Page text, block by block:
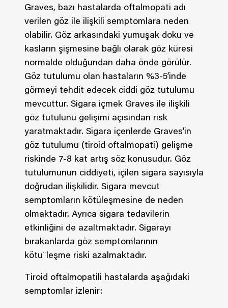
Graves, bazı hastalarda oftalmopati adı
verilen göz ile ilişkili semptomlara neden
olabilir. Göz arkasındaki yumuşak doku ve
kasların şişmesine bağlı olarak göz küresi
normalde olduğundan daha önde görülür.
Göz tutulumu olan hastaların %3-5’inde
görmeyi tehdit edecek ciddi göz tutulumu
mevcuttur. Sigara içmek Graves ile ilişkili
göz tutulunu gelişimi açısından risk
yaratmaktadır. Sigara içenlerde Graves’in
göz tutulumu (tiroid oftalmopati) gelişme
riskinde 7-8 kat artış söz konusudur. Göz
tutulumunun ciddiyeti, içilen sigara sayısıyla
doğrudan ilişkilidir. Sigara mevcut
semptomların kötüleşmesine de neden
olmaktadır. Ayrıca sigara tedavilerin
etkinliğini de azaltmaktadır. Sigarayı
bırakanlarda göz semptomlarının
kötu¨leşme riski azalmaktadır.
Tiroid oftalmopatili hastalarda aşağıdaki
semptomlar izlenir: